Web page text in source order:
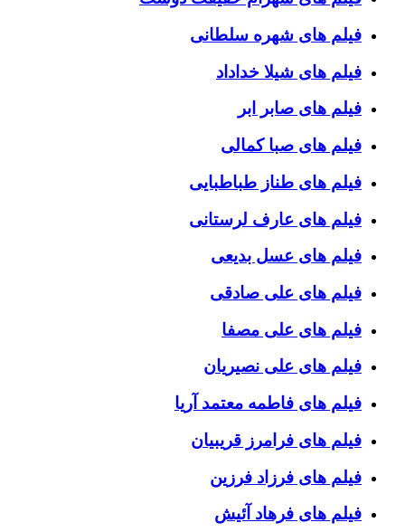
فیلم های شهره سلطانی
فیلم های شیلا خداداد
فیلم های صابر ابر
فیلم های صبا کمالی
فیلم های طناز طباطبایی
فیلم های عارف لرستانی
فیلم های عسل بدیعی
فیلم های علی صادقی
فیلم های علی مصفا
فیلم های علی نصیریان
فیلم های فاطمه معتمد آریا
فیلم های فرامرز قریبیان
فیلم های فرزاد فرزین
فیلم های فرهاد آئیش